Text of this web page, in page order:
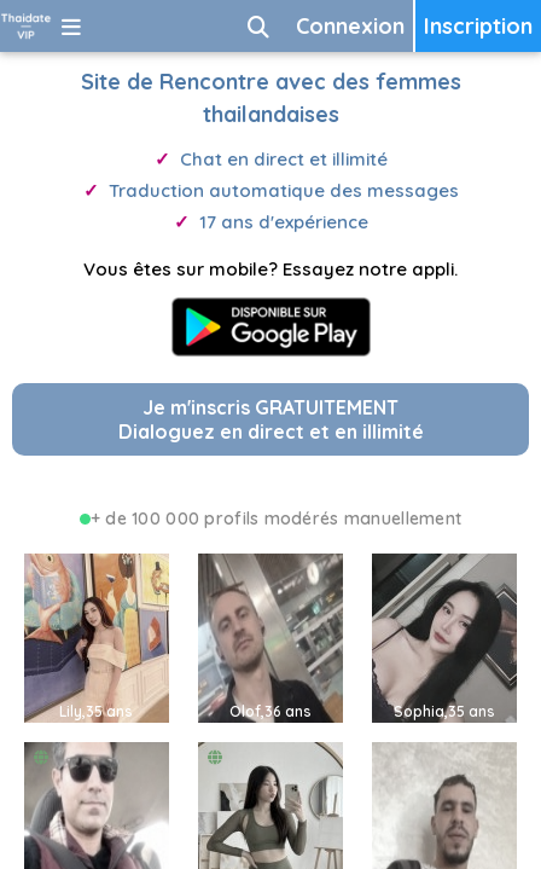
Inscription
Connexion
Site de Rencontre avec des femmes
thailandaises
Chat en direct et illimité
Traduction automatique des messages
17 ans d'expérience
Vous êtes sur mobile? Essayez notre appli.
Je m'inscris GRATUITEMENT
Dialoguez en direct et en illimité
+ de 100 000 profils modérés manuellement
Lily,35 ans Olof,36 ans Sophia,35 ans